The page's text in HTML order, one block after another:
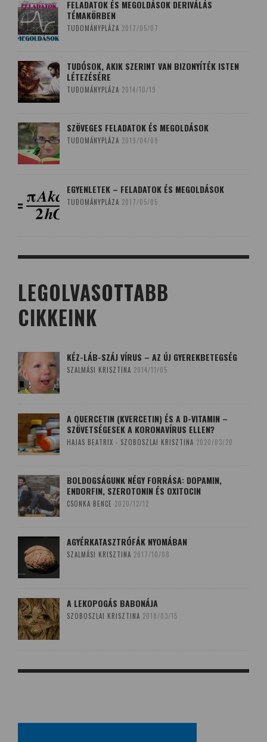
FELADATOK ÉS MEGOLDÁSOK DERIVÁLÁS
TÉMAKÖRBEN
TUDOMÁNYPLÁZA 2017/05/07
TUDÓSOK, AKIK SZERINT VAN BIZONYÍTÉK ISTEN
LÉTEZÉSÉRE
TUDOMÁNYPLÁZA 2014/10/19
SZÖVEGES FELADATOK ÉS MEGOLDÁSOK
TUDOMÁNYPLÁZA 2019/04/09
EGYENLETEK – FELADATOK ÉS MEGOLDÁSOK
TUDOMÁNYPLÁZA 2017/05/05
LEGOLVASOTTABB
CIKKEINK
KÉZ-LÁB-SZÁJ VÍRUS – AZ ÚJ GYEREKBETEGSÉG
SZALMÁSI KRISZTINA 2014/11/05
A QUERCETIN (KVERCETIN) ÉS A D-VITAMIN –
SZÖVETSÉGESEK A KORONAVÍRUS ELLEN?
HAJAS BEATRIX - SZOBOSZLAI KRISZTINA 2020/03/20
BOLDOGSÁGUNK NÉGY FORRÁSA: DOPAMIN,
ENDORFIN, SZEROTONIN ÉS OXITOCIN
CSONKA BENCE 2020/12/12
AGYÉRKATASZTRÓFÁK NYOMÁBAN
SZALMÁSI KRISZTINA 2017/10/08
A LEKOPOGÁS BABONÁJA
SZOBOSZLAI KRISZTINA 2018/03/15